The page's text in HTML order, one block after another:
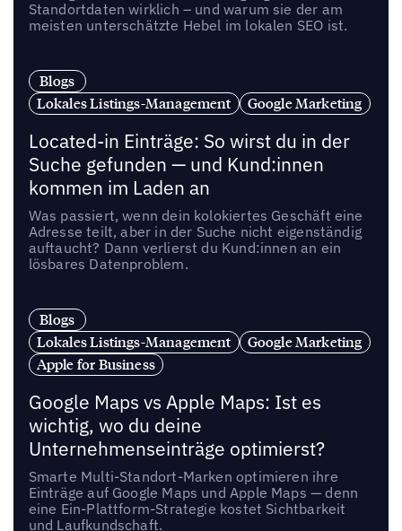
Standortdaten wirklich – und warum sie der am
meisten unterschätzte Hebel im lokalen SEO ist.
Blogs
Lokales Listings-Management
Google Marketing
Located-in Einträge: So wirst du in der
Suche gefunden — und Kund:innen
kommen im Laden an
Was passiert, wenn dein kolokiertes Geschäft eine
Adresse teilt, aber in der Suche nicht eigenständig
auftaucht? Dann verlierst du Kund:innen an ein
lösbares Datenproblem.
Blogs
Lokales Listings-Management
Google Marketing
Apple for Business
Google Maps vs Apple Maps: Ist es
wichtig, wo du deine
Unternehmenseinträge optimierst?
Smarte Multi-Standort-Marken optimieren ihre
Einträge auf Google Maps und Apple Maps — denn
eine Ein-Plattform-Strategie kostet Sichtbarkeit
und Laufkundschaft.